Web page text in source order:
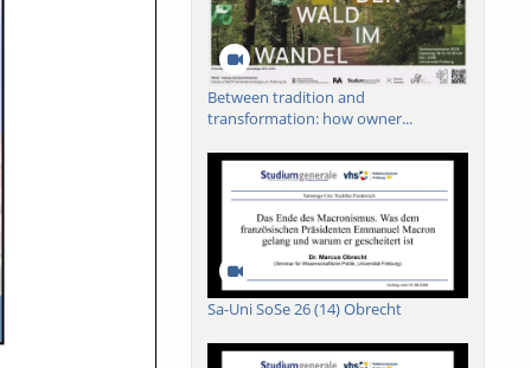
Between tradition and
transformation: how owner...
Sa-Uni SoSe 26 (14) Obrecht